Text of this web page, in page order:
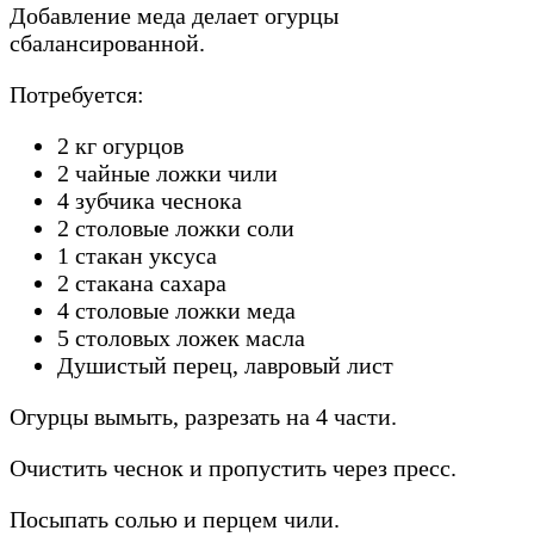
Добавление меда делает огурцы
сбалансированной.
Потребуется:
2 кг огурцов
2 чайные ложки чили
4 зубчика чеснока
2 столовые ложки соли
1 стакан уксуса
2 стакана сахара
4 столовые ложки меда
5 столовых ложек масла
Душистый перец, лавровый лист
Огурцы вымыть, разрезать на 4 части.
Очистить чеснок и пропустить через пресс.
Посыпать солью и перцем чили.